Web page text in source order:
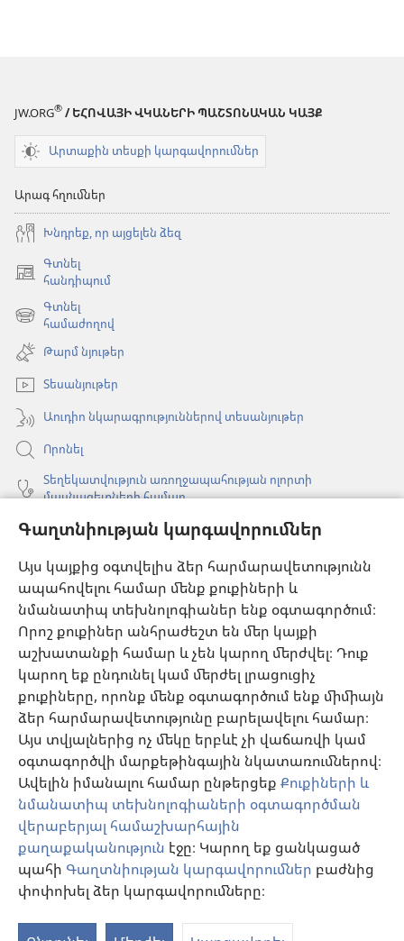
Գաղտնիության կարգավորումներ
Այս կայքից օգտվելիս ձեր հարմարավետությունն
ապահովելու համար մենք քուքիների և
նմանատիպ տեխնոլոգիաներ ենք օգտագործում։
Որոշ քուքիներ անհրաժեշտ են մեր կայքի
աշխատանքի համար և չեն կարող մերժվել։ Դուք
կարող եք ընդունել կամ մերժել լրացուցիչ
քուքիները, որոնք մենք օգտագործում ենք միմիայն
ձեր հարմարավետությունը բարելավելու համար։
Այս տվյալներից ոչ մեկը երբևէ չի վաճառվի կամ
օգտագործվի մարքեթինգային նկատառումներով։
Ավելին իմանալու համար ընթերցեք Քուքիների և
նմանատիպ տեխնոլոգիաների օգտագործման
վերաբերյալ համաշխարհային
քաղաքականություն էջը։ Կարող եք ցանկացած
պահի Գաղտնիության կարգավորումներ բաժնից
փոփոխել ձեր կարգավորումները։
JW.ORG® / ԵՀՈՎԱՅԻ ՎԿԱՆԵՐԻ ՊԱՇՏՈՆԱԿԱՆ ԿԱՅՔ
Արտաքին տեսքի կարգավորումներ
Արագ հղումներ
Խնդրեք, որ այցելեն ձեզ
Գտնել
հանդիպում
(բացվում
նոր
պատուհան)
Գտնել
համաժողով
(բացվում
նոր
պատուհան)
Թարմ նյութեր
Տեսանյութեր
Աուդիո նկարագրություններով տեսանյութեր
Որոնել
Տեղեկատվություն առողջապահության ոլորտի
մասնագետների համար
Գլոբալ հաղորդակցություն
Օգնություն
Նվիրատվություններ
(բացվում
է
նոր
պատուհան)
Դիտարանի ՕՆԼԱՅՆ ԳՐԱԴԱՐԱՆ
(բացվում
է
նոր
պատուհան)
JW Hub
(բացվում
է
նոր
պատուհան)
JW Library® հավելված
Watchtower Library
Copyright © 2026 Watch Tower Bible and Tract Society of Pennsylvania.
ՕԳՏԱԳՈՐԾՄԱՆ ՊԱՅՄԱՆՆԵՐ |
ՔԱՂԱՔԱԿԱՆՈՒԹՅՈՒՆ|ԳԱՂՏՆԻՈՒԹՅԱՆ ԿԱՐԳԱՎՈՐՈՒՄՆԵՐ